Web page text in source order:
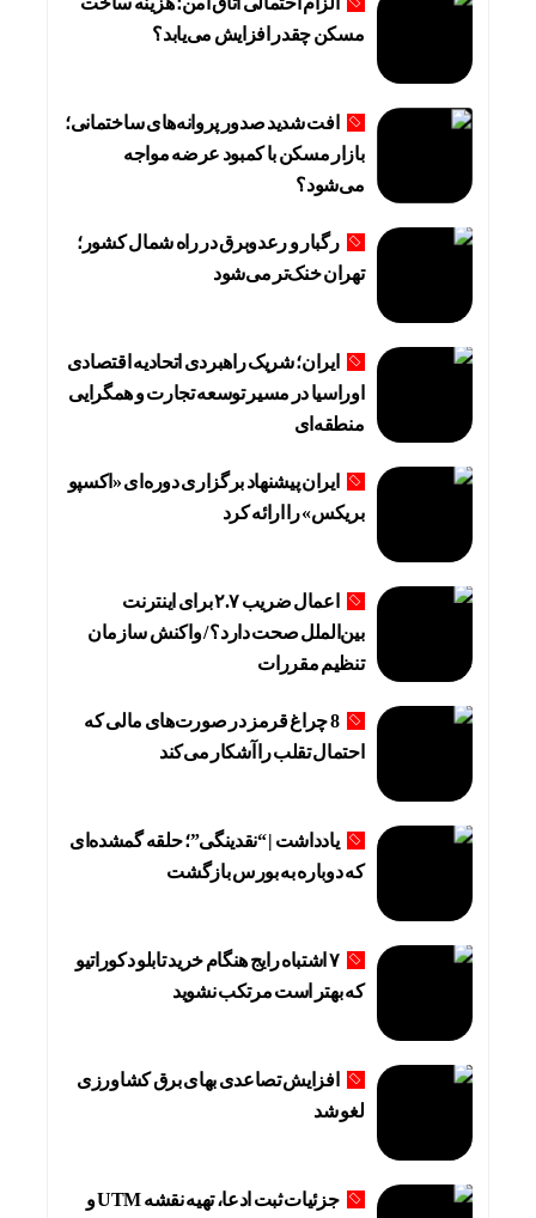
مسکن چقدر افزایش می‌یابد؟
افت شدید صدور پروانه‌های ساختمانی؛
بازار مسکن با کمبود عرضه مواجه
می‌شود؟
رگبار و رعدوبرق در راه شمال کشور؛
تهران خنک‌تر می‌شود
ایران؛ شریک راهبردی اتحادیه اقتصادی
اوراسیا در مسیر توسعه تجارت و همگرایی
منطقه‌ای
ایران پیشنهاد برگزاری دوره‌ای «اکسپو
بریکس» را ارائه کرد
اعمال ضریب ۲.۷ برای اینترنت
بین‌الملل صحت دارد؟ / واکنش سازمان
تنظیم مقررات
8 چراغ قرمز در صورت‌های مالی که
احتمال تقلب را آشکار می‌کند
یادداشت | “نقدینگی”؛ حلقه گمشده‌ای
که دوباره به بورس بازگشت
۷ اشتباه رایج هنگام خرید تابلو دکوراتیو
که بهتر است مرتکب نشوید
افزایش تصاعدی بهای برق کشاورزی
لغو شد
جزئیات ثبت ادعا، تهیه نقشه UTM و